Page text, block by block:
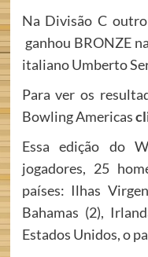
Na Divisão C
ganhou BRONZE
italiano Umberto
Para ver os
Bowling Americas
Essa edição do
jogadores, 25
países: Ilhas
Bahamas (2),
Estados Unidos, o